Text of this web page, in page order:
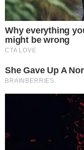
Com os avanços da
meio da saliva
alimentares.